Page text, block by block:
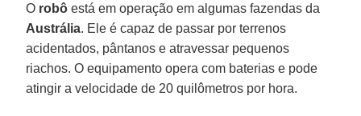
O robô está em operação em algumas fazendas da
Austrália. Ele é capaz de passar por terrenos
acidentados, pântanos e atravessar pequenos
riachos. O equipamento opera com baterias e pode
atingir a velocidade de 20 quilômetros por hora.